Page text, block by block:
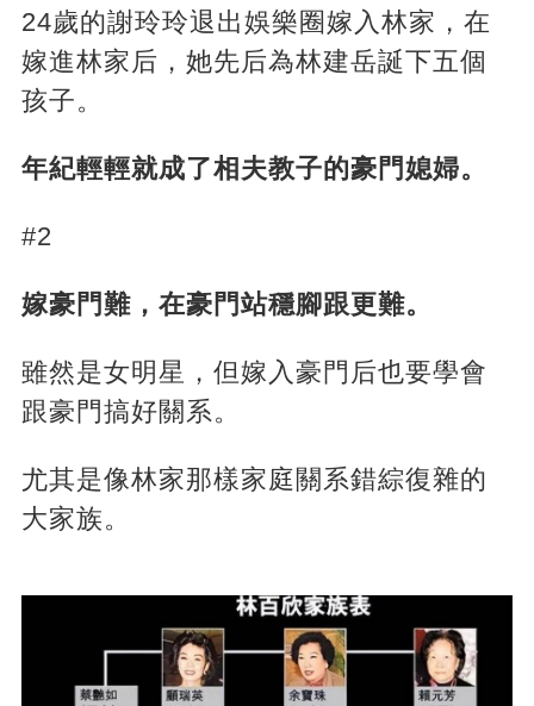
24歲的謝玲玲退出娛樂圈嫁入林家，在
嫁進林家后，她先后為林建岳誕下五個
孩子。
年紀輕輕就成了相夫教子的豪門媳婦。
#2
嫁豪門難，在豪門站穩腳跟更難。
雖然是女明星，但嫁入豪門后也要學會
跟豪門搞好關系。
尤其是像林家那樣家庭關系錯綜復雜的
大家族。